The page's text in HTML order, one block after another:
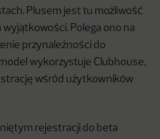
Plusem jest tu możliwość
Polega ono na
przynależności do
wykorzystuje Clubhouse,
wśród użytkowników
rejestracji do beta